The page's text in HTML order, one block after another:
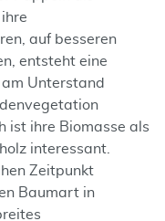
auf besseren
entsteht eine
Unterstand
ist ihre Biomasse als
interessant.
Zeitpunkt
Baumart in